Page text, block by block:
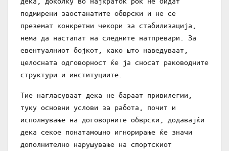
подмирени заостанатите обврски и не се
преземат конкретни чекори за стабилизација,
нема да настапат на следните натпревари. За
евентуалниот бојкот, како што наведуваат,
целосната одговорност ќе ја сносат раководните
структури и институциите.
Тие нагласуваат дека не бараат привилегии,
туку основни услови за работа, почит и
исполнување на договорните обврски, додавајќи
дека секое понатамошно игнорирање ќе значи
дополнително нарушување на спортскиот